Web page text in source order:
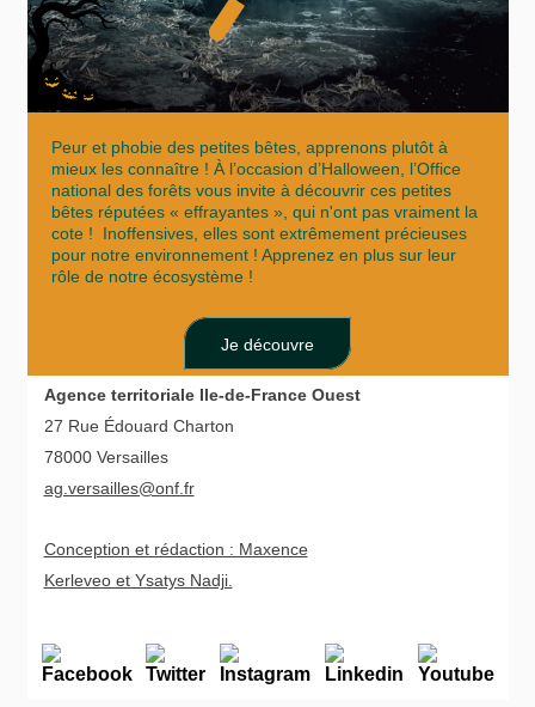
Peur et phobie des petites bêtes, apprenons plutôt à
mieux les connaître ! À l’occasion d’Halloween, l’Office
national des forêts vous invite à découvrir ces petites
bêtes réputées « effrayantes », qui n'ont pas vraiment la
cote ! Inoffensives, elles sont extrêmement précieuses
pour notre environnement ! Apprenez en plus sur leur
rôle de notre écosystème !
Je découvre
Agence territoriale Ile-de-France Ouest
27 Rue Édouard Charton
78000 Versailles
ag.versailles@onf.fr
Conception et rédaction : Maxence
Kerleveo et Ysatys Nadji.